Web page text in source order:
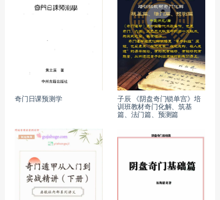
奇门日课预测学
子辰 《阴盘奇门锁单宫》培
训班教材奇门化解、筑基
篇、法门篇、预测篇